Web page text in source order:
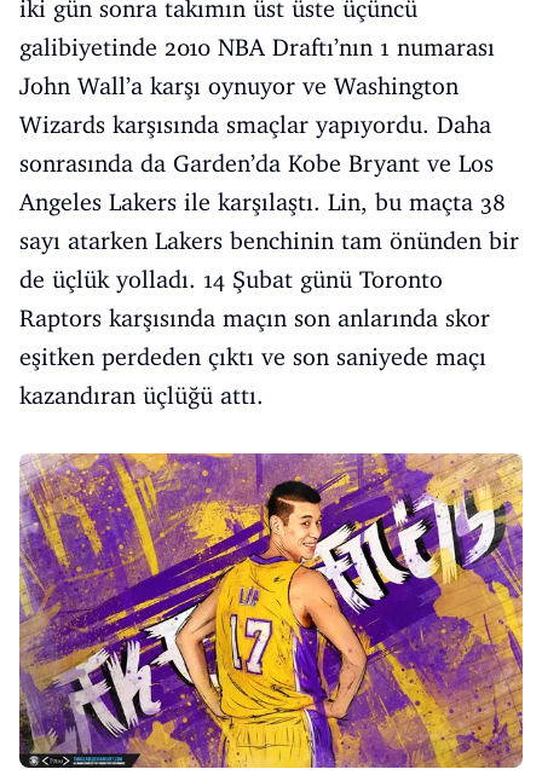
iki gün sonra takımın üst üste üçüncü
galibiyetinde 2010 NBA Draftı’nın 1 numarası
John Wall’a karşı oynuyor ve Washington
Wizards karşısında smaçlar yapıyordu. Daha
sonrasında da Garden’da Kobe Bryant ve Los
Angeles Lakers ile karşılaştı. Lin, bu maçta 38
sayı atarken Lakers benchinin tam önünden bir
de üçlük yolladı. 14 Şubat günü Toronto
Raptors karşısında maçın son anlarında skor
eşitken perdeden çıktı ve son saniyede maçı
kazandıran üçlüğü attı.